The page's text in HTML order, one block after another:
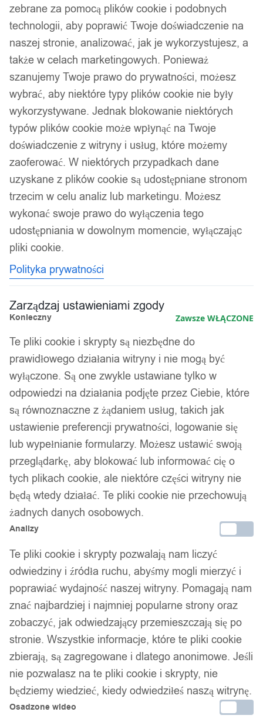
zebrane za pomocą plików cookie i podobnych
technologii, aby poprawić Twoje doświadczenie na
naszej stronie, analizować, jak je wykorzystujesz, a
także w celach marketingowych. Ponieważ
szanujemy Twoje prawo do prywatności, możesz
wybrać, aby niektóre typy plików cookie nie były
wykorzystywane. Jednak blokowanie niektórych
typów plików cookie może wpłynąć na Twoje
doświadczenie z witryny i usług, które możemy
zaoferować. W niektórych przypadkach dane
uzyskane z plików cookie są udostępniane stronom
trzecim w celu analiz lub marketingu. Możesz
wykonać swoje prawo do wyłączenia tego
udostępniania w dowolnym momencie, wyłączając
pliki cookie.
Polityka prywatności
Zarządzaj ustawieniami zgody
Konieczny Zawsze WŁĄCZONE
Te pliki cookie i skrypty są niezbędne do
prawidłowego działania witryny i nie mogą być
wyłączone. Są one zwykle ustawiane tylko w
odpowiedzi na działania podjęte przez Ciebie, które
są równoznaczne z żądaniem usług, takich jak
ustawienie preferencji prywatności, logowanie się
lub wypełnianie formularzy. Możesz ustawić swoją
przeglądarkę, aby blokować lub informować cię o
tych plikach cookie, ale niektóre części witryny nie
będą wtedy działać. Te pliki cookie nie przechowują
żadnych danych osobowych.
Analizy
Te pliki cookie i skrypty pozwalają nam liczyć
odwiedziny i źródła ruchu, abyśmy mogli mierzyć i
poprawiać wydajność naszej witryny. Pomagają nam
znać najbardziej i najmniej popularne strony oraz
zobaczyć, jak odwiedzający przemieszczają się po
stronie. Wszystkie informacje, które te pliki cookie
zbierają, są zagregowane i dlatego anonimowe. Jeśli
nie pozwalasz na te pliki cookie i skrypty, nie
będziemy wiedzieć, kiedy odwiedziłeś naszą witrynę.
Osadzone wideo